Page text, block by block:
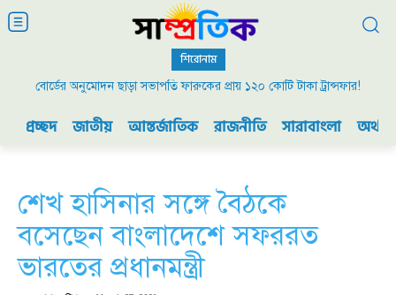
শিরোনাম
বোর্ডের অনুমোদন ছাড়া সভাপতি ফারুকের প্রায় ১২০ কোটি টাকা ট্রান্সফার!
প্রচ্ছদ জাতীয় আন্তর্জাতিক রাজনীতি সারাবাংলা
শেখ হাসিনার সঙ্গে বৈঠকে
বসেছেন বাংলাদেশে সফররত
ভারতের প্রধানমন্ত্রী